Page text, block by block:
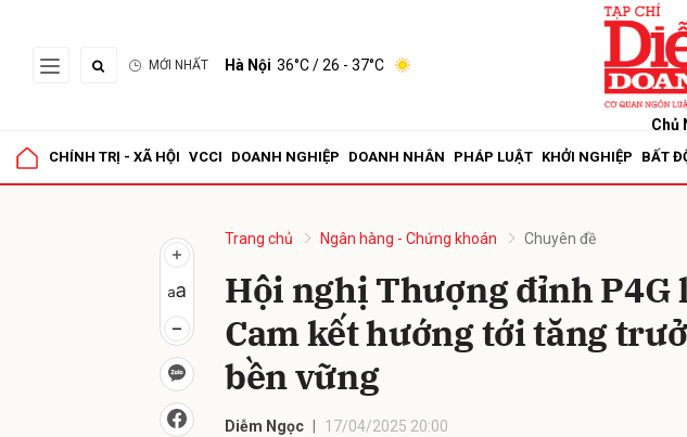
MỚI NHẤT Hà Nội 36°C/ 26 - 37°C
Chủ
CHÍNH TRỊ - XÃ HỘI VCCI DOANH NGHIỆP DOANH NHÂN PHÁP LUẬT KHỞI NGHIỆP BẤT
Trang chủ Ngân hàng - Chứng khoán Chuyên đề
Hội nghị Thượng đỉnh P4G
Cam kết hướng tới tăng
bền vững
Diễm Ngọc 17/04/2025 20:00